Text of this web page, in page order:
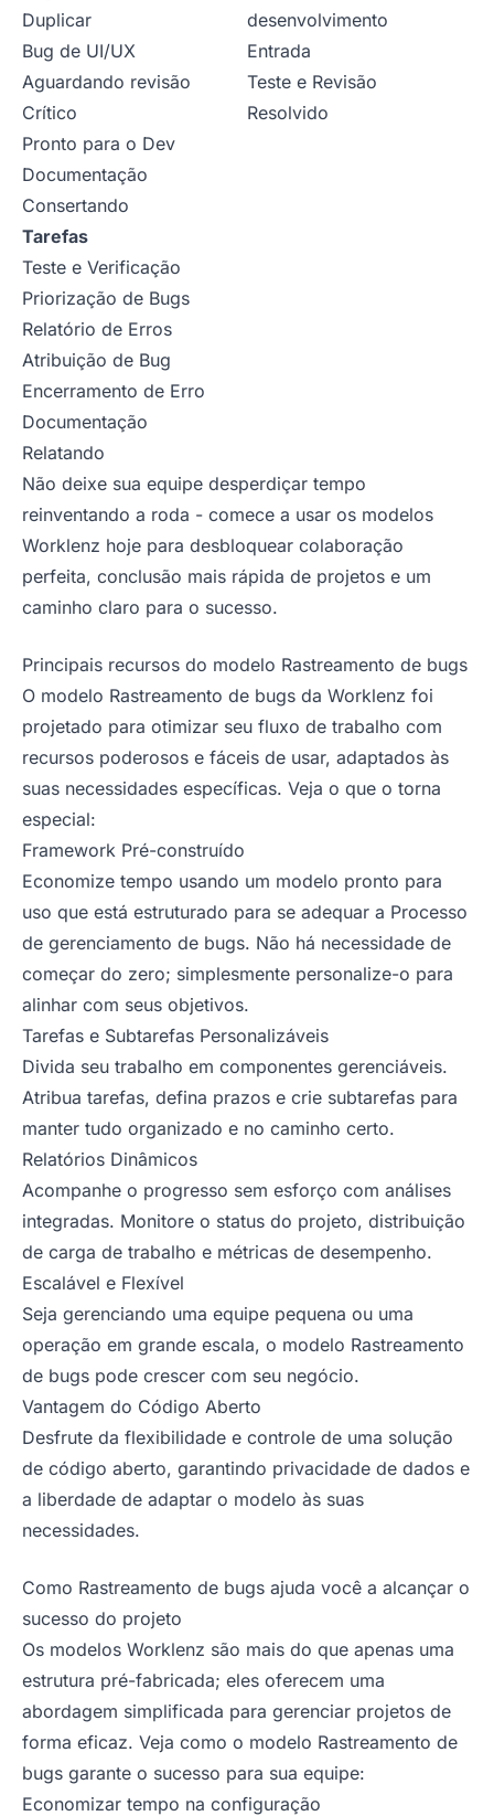
Duplicar
Bug de UI/UX
Aguardando revisão
Crítico
Pronto para o Dev
Documentação
Consertando
desenvolvimento
Entrada
Teste e Revisão
Resolvido
Tarefas
Teste e Verificação
Priorização de Bugs
Relatório de Erros
Atribuição de Bug
Encerramento de Erro
Documentação
Relatando
Não deixe sua equipe desperdiçar tempo
reinventando a roda - comece a usar os modelos
Worklenz hoje para desbloquear colaboração
perfeita, conclusão mais rápida de projetos e um
caminho claro para o sucesso.
Principais recursos do modelo Rastreamento de bugs
O modelo Rastreamento de bugs da Worklenz foi
projetado para otimizar seu fluxo de trabalho com
recursos poderosos e fáceis de usar, adaptados às
suas necessidades específicas. Veja o que o torna
especial:
Framework Pré-construído
Economize tempo usando um modelo pronto para
uso que está estruturado para se adequar a Processo
de gerenciamento de bugs. Não há necessidade de
começar do zero; simplesmente personalize-o para
alinhar com seus objetivos.
Tarefas e Subtarefas Personalizáveis
Divida seu trabalho em componentes gerenciáveis.
Atribua tarefas, defina prazos e crie subtarefas para
manter tudo organizado e no caminho certo.
Relatórios Dinâmicos
Acompanhe o progresso sem esforço com análises
integradas. Monitore o status do projeto, distribuição
de carga de trabalho e métricas de desempenho.
Escalável e Flexível
Seja gerenciando uma equipe pequena ou uma
operação em grande escala, o modelo Rastreamento
de bugs pode crescer com seu negócio.
Vantagem do Código Aberto
Desfrute da flexibilidade e controle de uma solução
de código aberto, garantindo privacidade de dados e
a liberdade de adaptar o modelo às suas
necessidades.
Como Rastreamento de bugs ajuda você a alcançar o
sucesso do projeto
Os modelos Worklenz são mais do que apenas uma
estrutura pré-fabricada; eles oferecem uma
abordagem simplificada para gerenciar projetos de
forma eficaz. Veja como o modelo Rastreamento de
bugs garante o sucesso para sua equipe:
Economizar tempo na configuração